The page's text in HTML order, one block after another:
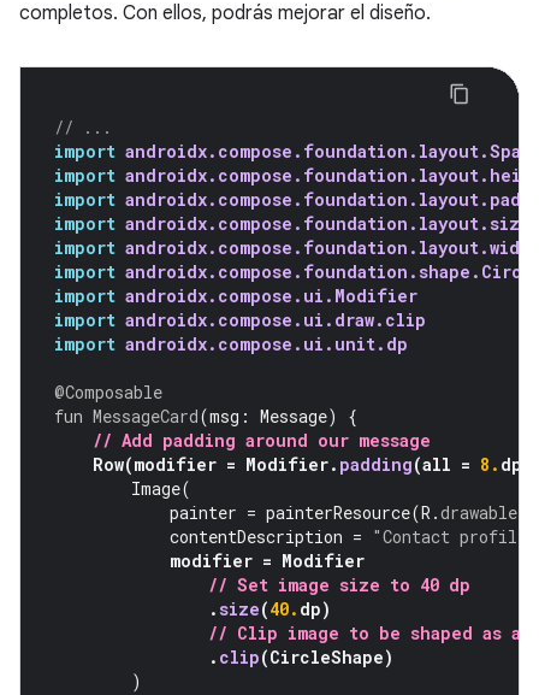
completos. Con ellos, podrás mejorar el diseño.
// ...
import
import
import
import androidx.compose.foundation.layout.size
import androidx.compose.foundation.layout.width
import
import androidx.compose.ui.Modifier
import androidx.compose.ui.draw.clip
import androidx.compose.ui.unit.dp
@Composable
fun MessageCard(msg : Message)
{
// Add padding around our message
Row(modifier = Modifier. padding(all = 8. dp
Image(
painter = painterResource(R .drawable
contentDescription = "Contact profile
modifier = Modifier
// Set image size to 40 dp
.size(40. dp)
// Clip image to be shaped as a
. clip(CircleShape)
)